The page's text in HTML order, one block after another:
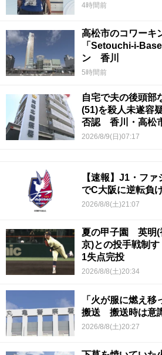
4時間前
高松市のコワーキ
「Setouchi-i-
ン 香川
5時間前
自宅で夫の後頭
(51)を殺人未遂容
否認 香川・高松
2026/8/9(日)07:17
【速報】J1・フ
でC大阪に逆転負
2026/8/8(土)21:07
夏の甲子園 英明(
京)との投手戦制
1失点完投
2026/8/8(土)20:34
「火が服に燃え
搬送 搬送時は意
2026/8/8(土)20:27